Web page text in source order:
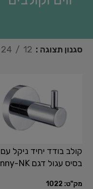
סגנון תצוגה 12
24
קולב בודד יחיד ניקל עם
בסיס עגול דגם Skinny-NK
מק"ט: 1022